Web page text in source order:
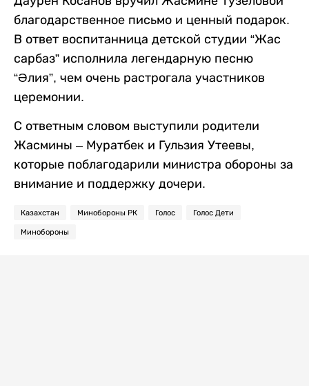
благодарственное письмо и ценный подарок.
В ответ воспитанница детской студии “Жас
сарбаз” исполнила легендарную песню
“Әлия”, чем очень растрогала участников
церемонии.
С ответным словом выступили родители
Жасмины – Муратбек и Гульзия Утеевы,
которые поблагодарили министра обороны за
внимание и поддержку дочери.
Казахстан Минобороны РК Голос Голос Дети
Минобороны